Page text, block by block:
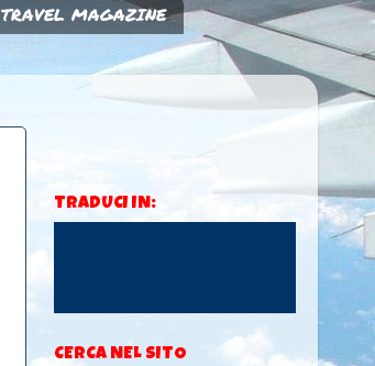
TRAVEL MAGAZINE
TRADUCI IN:
CERCA NEL SITO